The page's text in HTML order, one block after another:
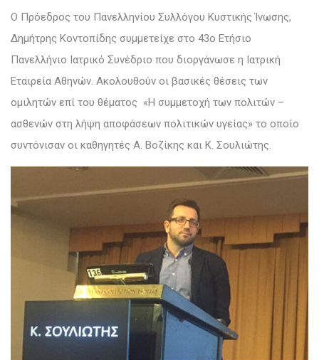
Ο Πρόεδρος του Πανελληνίου Συλλόγου Κυστικής Ίνωσης,
Δημήτρης Κοντοπίδης συμμετείχε στο 43ο Ετήσιο
Πανελλήνιο Ιατρικό Συνέδριο που διοργάνωσε η Ιατρική
Εταιρεία Αθηνών. Ακολουθούν οι βασικές θέσεις των
ομιλητών επί του θέματος «Η συμμετοχή των πολιτών –
ασθενών στη λήψη αποφάσεων πολιτικών υγείας» το οποίο
συντόνισαν οι καθηγητές Α. Βοζίκης και Κ. Σουλιώτης.